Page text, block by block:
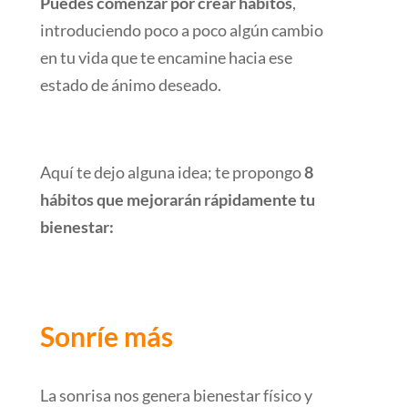
introduciendo poco a poco algún cambio
en tu vida que te encamine hacia ese
estado de ánimo deseado.
Aquí te dejo alguna idea; te propongo8
hábitos que mejorarán rápidamente tu
bienestar:
Sonríe más
La sonrisa nos genera bienestar físico y